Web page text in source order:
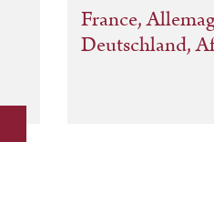
France,
Deutschland,